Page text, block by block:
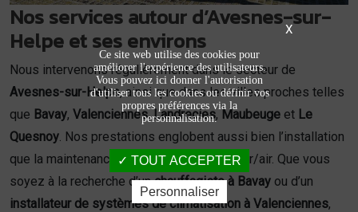
Nos services autour d’Avesnes-sur-
Helpe et ses environs
Nous intervenons régulièrement dans le secteur de
Avesnes-sur-Helpe, ainsi que dans les villes proches telles
que Bavay, Valenciennes,Landrecies,Maubeuge et Le
Quesnoy . Nos prestations englobent aussi bien l’installation
que la maintenance de pompes à chaleur air/air. Que vous
soyez à la recherche d’unchauffagiste à Bavay ou d’un
installateur de systèmes de climatisation à Valenciennes,
X
Ce site web utilise des cookies pour
améliorer l'expérience des utilisateurs.
Vous pouvez ici donner l'autorisation
d'utiliser tous les cookies ou définir vos
propres préférences via la
personnalisation.
TOUT ACCEPTER
Personnaliser